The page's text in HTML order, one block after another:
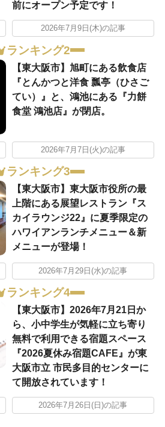
前にオープン予定です！
2026年7月9日(木)の記事
ランキング2
【東大阪市】旭町にある飲食店
『とんかつと洋食 瓢亭（ひさご
てい）』と、鴻池にある『力餅
食堂 鴻池店』が閉店。
2026年7月7日(火)の記事
ランキング3
【東大阪市】東大阪市役所の最
上階にある展望レストラン『ス
カイラウンジ22』に夏季限定の
ハワイアンランチメニュー＆新
メニューが登場！
2026年7月29日(水)の記事
ランキング4
【東大阪市】2026年7月21日か
ら、小中学生が気軽に立ち寄り
無料で利用できる宿題スペース
『2026夏休み宿題CAFE』が東
大阪市立 市民多目的センターに
て開放されています！
2026年7月26日(日)の記事